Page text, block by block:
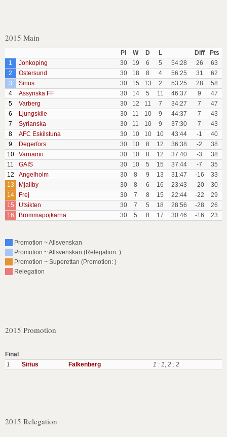
2015 Main
Pl W D L Diff
Pts
1
Jonkoping 30 19 6 5 54:28 26
63
2
Ostersund 30 18 8 4 56:25 31
62
3
Sirius 30 15 13 2 53:25 28
58
4
Assyriska FF 30 14 5 11 46:37 9
47
5
Varberg 30 12 11 7 34:27 7
47
6
Ljungskile 30 11 10 9 44:37 7
43
7
Syrianska 30 11 10 9 37:30 7
43
8
AFC Eskilstuna 30 10 10 10 43:44 -1
40
9
Degerfors 30 10 8 12 36:38 -2
38
10
Varnamo 30 10 8 12 37:40 -3
38
11
GAIS 30 10 5 15 37:44 -7
35
12
Angelholm 30 8 9 13 31:47 -16
33
13
Mjallby 30 8 6 16 23:43 -20
30
14
Frej 30 7 8 15 22:44 -22
29
15
Utsikten 30 7 5 18 28:56 -28
26
16
Brommapojkarna 30 5 8 17 30:46 -16 23
Promotion ~ Allsvenskan
Promotion ~ Allsvenskan (Relegation: )
Promotion ~ Superettan (Promotion: )
Relegation
2015 Promotion
Final
1
Sirius Falkenberg 1 : 1, 2 : 2
2015 Relegation